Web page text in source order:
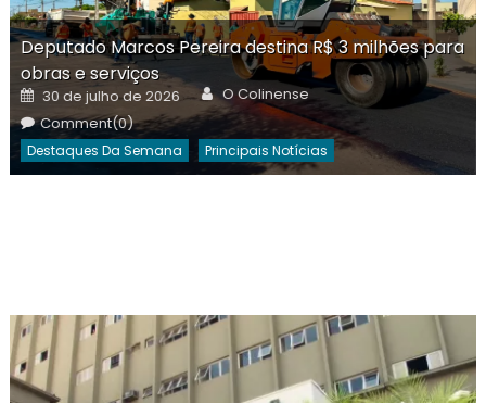
Deputado Marcos Pereira destina R$ 3 milhões para
obras e serviços
Posted
on
30 de julho de 2026 Author
O Colinense
Comment(0)
Destaques Da Semana Principais Notícias